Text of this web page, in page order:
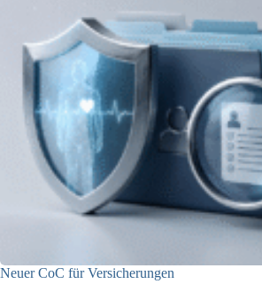
Neuer CoC für Versicherungen